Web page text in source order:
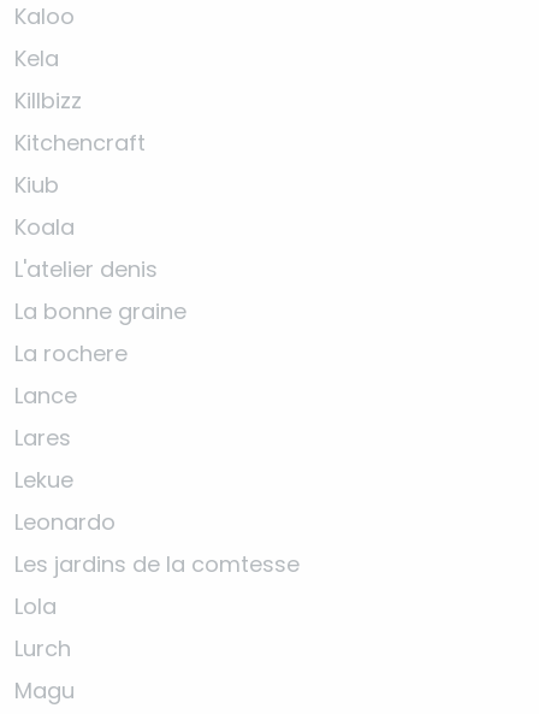
Kaloo
Kela
Killbizz
Kitchencraft
Kiub
Koala
L'atelier denis
La bonne graine
La rochere
Lance
Lares
Lekue
Leonardo
Les jardins de la comtesse
Lola
Lurch
Magu